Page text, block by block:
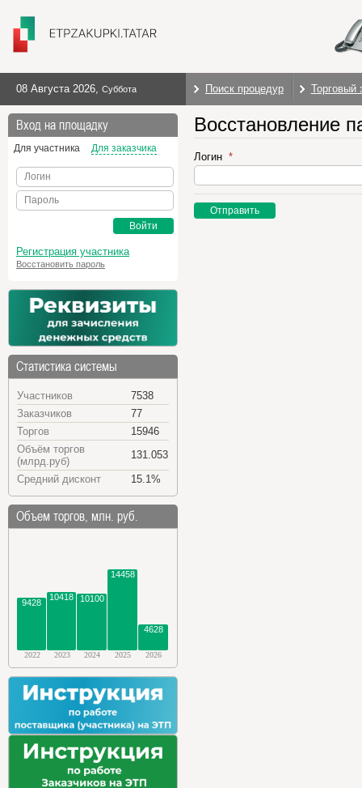
08 Августа 2026, Суббота Поиск процедур Торговый
Вход на площадку
Для участника Для заказчика
Логин
Пароль
Войти
Регистрация участника
Восстановить пароль
Статистика системы
Участников
7538
Заказчиков
77
Торгов
15946
Объём торгов
(млрд.руб)
131.053
Средний дисконт
15.1%
Объем торгов, млн. руб.
9428
10418 10100
14458
4628
2022 2023 2024 2025 2026
Восстановление
Логин
Отправить